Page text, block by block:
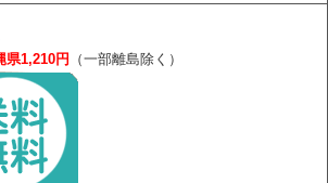
県1,210円 （一部離島除く）